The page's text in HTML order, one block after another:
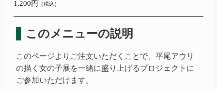
1,200円 （税込）
このメニューの説明
このページよりご注文いただくことで、 平尾アウリ
の描く女の子展を一緒に盛り上げるプロジェクトに
ご参加いただけます。